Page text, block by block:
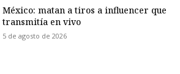
México: matan a tiros a influencer que
transmitía en vivo
5 de agosto de 2026